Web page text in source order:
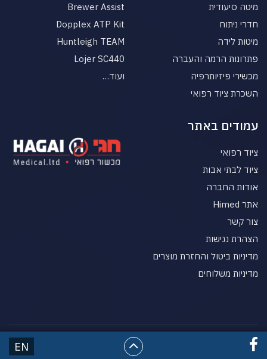
EN
מיטה סיעודית
חדרי ניתוח
מיטות לידה
פתרונות הרמה והעברה
מכשירי פיזיותרפיה
השכרת ציוד רפואי
Brewer Assist
Dopplex ATP Kit
Huntleigh TEAM
Lojer SC440
ועוד…
עמודים באתר
ציוד רפואי
ציוד לבתי אבות
אודות החברה
אתר Himed
צור קשר
הצהרת נגישות
מדיניות ביטול והחזרת מוצרים
מדיניות משלוחים
© כל הזכויות שמורות HgaiMed מכשור רפואי